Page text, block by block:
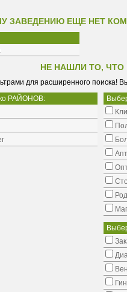
ЗАВЕДЕНИЮ ЕЩЕ НЕТ
НЕ НАШЛИ ТО, ЧТО
для расширенного поиска!
РАЙОНОВ: